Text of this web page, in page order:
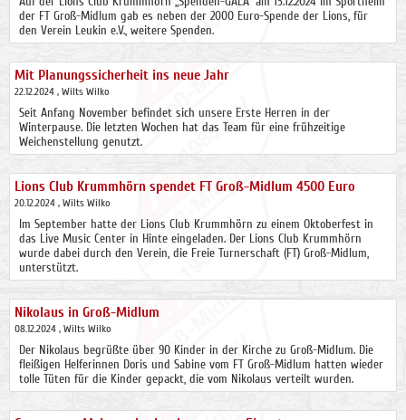
der FT Groß-Midlum gab es neben der 2000 Euro-Spende der Lions, für
den Verein Leukin e.V., weitere Spenden.
Mit Planungssicherheit ins neue Jahr
22.12.2024 , Wilts Wilko
Seit Anfang November befindet sich unsere Erste Herren in der
Winterpause. Die letzten Wochen hat das Team für eine frühzeitige
Weichenstellung genutzt.
Lions Club Krummhörn spendet FT Groß-Midlum 4500 Euro
20.12.2024 , Wilts Wilko
Im September hatte der Lions Club Krummhörn zu einem Oktoberfest in
das Live Music Center in Hinte eingeladen. Der Lions Club Krummhörn
wurde dabei durch den Verein, die Freie Turnerschaft (FT) Groß-Midlum,
unterstützt.
Nikolaus in Groß-Midlum
08.12.2024 , Wilts Wilko
Der Nikolaus begrüßte über 90 Kinder in der Kirche zu Groß-Midlum. Die
fleißigen Helferinnen Doris und Sabine vom FT Groß-Midlum hatten wieder
tolle Tüten für die Kinder gepackt, die vom Nikolaus verteilt wurden.